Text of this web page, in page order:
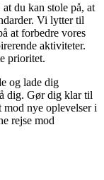
du kan stole på, at
Vi lytter til
at forbedre vores
aktiviteter.
prioritet.
og lade dig
dig. Gør dig klar til
mod nye oplevelser i
rejse mod